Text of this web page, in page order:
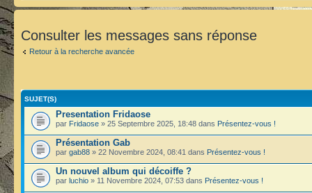
Consulter les messages sans réponse
Retour à la recherche avancée
SUJET(S)
Presentation Fridaose
par Fridaose » 25 Septembre 2025, 18:48 dans Présentez-vous !
Présentation Gab
par gab88 » 22 Novembre 2024, 08:41 dans Présentez-vous !
Un nouvel album qui décoiffe ?
par luchio » 11 Novembre 2024, 07:53 dans Présentez-vous !